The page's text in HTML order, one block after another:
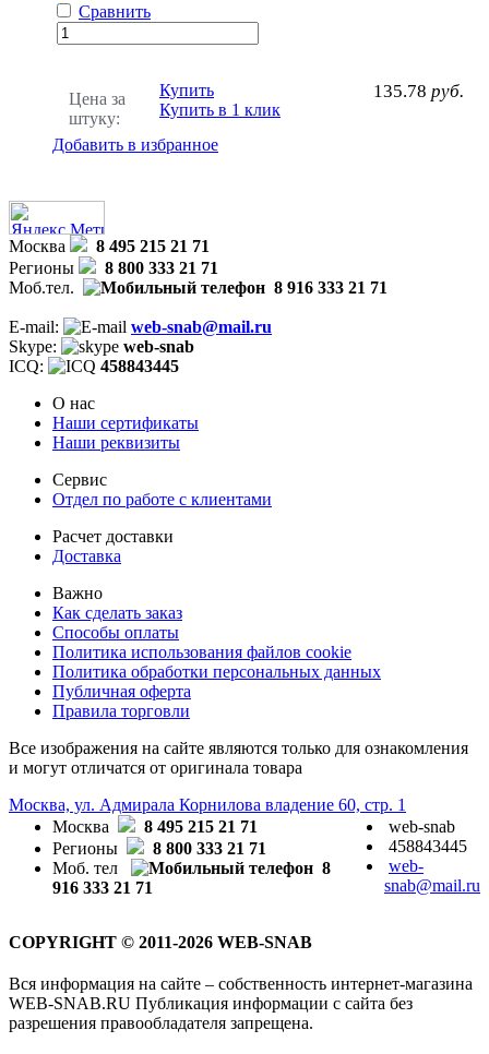
Сравнить
Цена за
штуку:
135.78 руб.
Купить
Купить в 1 клик
Добавить в избранное
Москва
8 495 215 21 71
Регионы
8 800 333 21 71
Моб.тел.
8 916 333 21 71
E-mail:
web-snab@mail.ru
Skype:
web-snab
ICQ:
458843445
О нас
Наши сертификаты
Наши реквизиты
Сервис
Отдел по работе с клиентами
Расчет доставки
Доставка
Важно
Как сделать заказ
Способы оплаты
Политика использования файлов cookie
Политика обработки персональных данных
Публичная оферта
Правила торговли
Все изображения на сайте являются только для ознакомления
и могут отличатся от оригинала товара
Москва, ул. Адмирала Корнилова владение 60, стр. 1
Москва
8 495 215 21 71
Регионы
8 800 333 21 71
Моб. тел
8
916 333 21 71
web-snab
458843445
web-
snab@mail.ru
COPYRIGHT © 2011-2026 WEB-SNAB
Вся информация на сайте – собственность интернет-магазина
WEB-SNAB.RU Публикация информации с сайта без
разрешения правообладателя запрещена.